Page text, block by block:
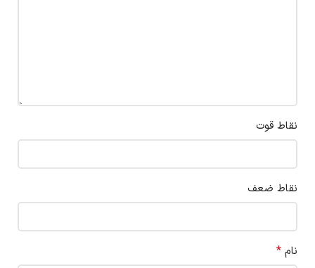
نقاط قوت
نقاط ضعف
نام *